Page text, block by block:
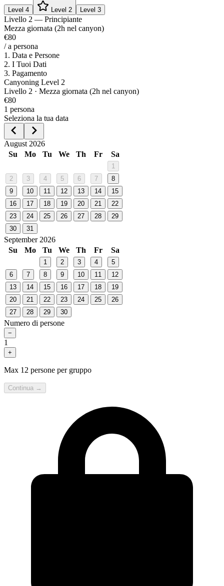
Level 4 Level 2 Level 3
Livello 2 — Principiante
Mezza giornata (2h nel canyon)
€80
/a persona
1 . Data e Persone
2. I Tuoi Dati
3. Pagamento
Canyoning Level 2
Livello 2 · Mezza giornata (2h nel canyon)
€80
1 persona
Seleziona la tua data
August 2026
Su
Mo Tu We Th Fr Sa
1
2
3 4 5 6 7
8
9
10 11 12 13 14
15
16
17 18 19 20 21
22
23
24 25 26 27 28
29
30
31
September 2026
Su
Mo Tu We Th Fr Sa
1 2 3 4
5
6
7 8 9 10 11
12
13
14 15 16 17 18
19
20
21 22 23 24 25
26
27
28 29 30
Numero di persone
−
1
+
Max 12 persone per gruppo
Continua →